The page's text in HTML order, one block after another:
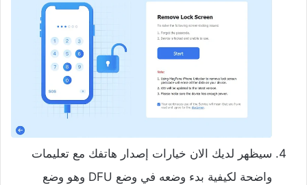
سيظهر لديك الان خيارات إصدار هاتفك مع تعليمات
واضحة لكيفية بدء وضعه في وضع DFU وهو وضع